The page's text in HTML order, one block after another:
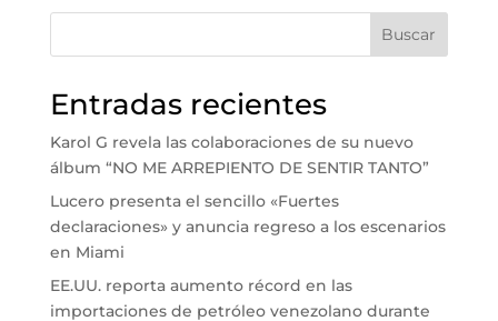
Buscar
Entradas recientes
Karol G revela las colaboraciones de su nuevo
álbum “NO ME ARREPIENTO DE SENTIR TANTO”
Lucero presenta el sencillo «Fuertes
declaraciones» y anuncia regreso a los escenarios
en Miami
EE.UU. reporta aumento récord en las
importaciones de petróleo venezolano durante